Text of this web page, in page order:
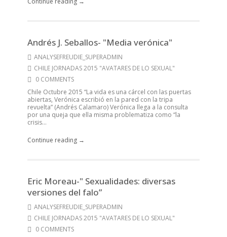
Andrés J. Seballos- "Media verónica"
ANALYSEFREUDIE_SUPERADMIN
CHILE JORNADAS 2015 "AVATARES DE LO SEXUAL"
0 COMMENTS
Chile Octubre 2015 “La vida es una cárcel con las puertas
abiertas, Verónica escribió en la pared con la tripa
revuelta” (Andrés Calamaro) Verónica llega a la consulta
por una queja que ella misma problematiza como “la
crisis...
Continue reading →
Eric Moreau-" Sexualidades: diversas
versiones del falo”
ANALYSEFREUDIE_SUPERADMIN
CHILE JORNADAS 2015 "AVATARES DE LO SEXUAL"
0 COMMENTS